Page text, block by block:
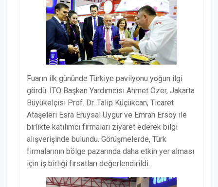
Fuarın ilk gününde Türkiye pavilyonu yoğun ilgi
gördü. İTO Başkan Yardımcısı Ahmet Özer, Jakarta
Büyükelçisi Prof. Dr. Talip Küçükcan, Ticaret
Ataşeleri Esra Eruysal Uygur ve Emrah Ersoy ile
birlikte katılımcı firmaları ziyaret ederek bilgi
alışverişinde bulundu. Görüşmelerde, Türk
firmalarının bölge pazarında daha etkin yer alması
için iş birliği fırsatları değerlendirildi.